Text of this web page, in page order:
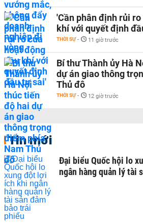
'Cần phân định rủi
khí với quyết định
THỜI SỰ - 11 giờ trước
Bí thư Thành ủy Hà
dự án giao thông
Thủ đô
THỜI SỰ - 12 giờ trước
Tin mới
Đại biểu Quốc hội lo
ngân hàng quản lý tài